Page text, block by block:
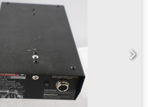
- ECA (7 to 200 Nm) - ECD (7 to
Nm) - ECFS (7 to 30 Nm) - ECP HT (30
to 135 Nm) Chedpovxux Hjfx Aipja
cycles in the controller: 1
per tightening cycle: 15 IO
Tightening results memory
5,000 to 20,000 I/O Interfaces:
8/8 Serial RS232 interface